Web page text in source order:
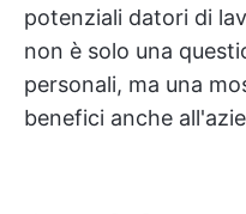
potenziali datori di
non è solo una
personali, ma una
benefici anche